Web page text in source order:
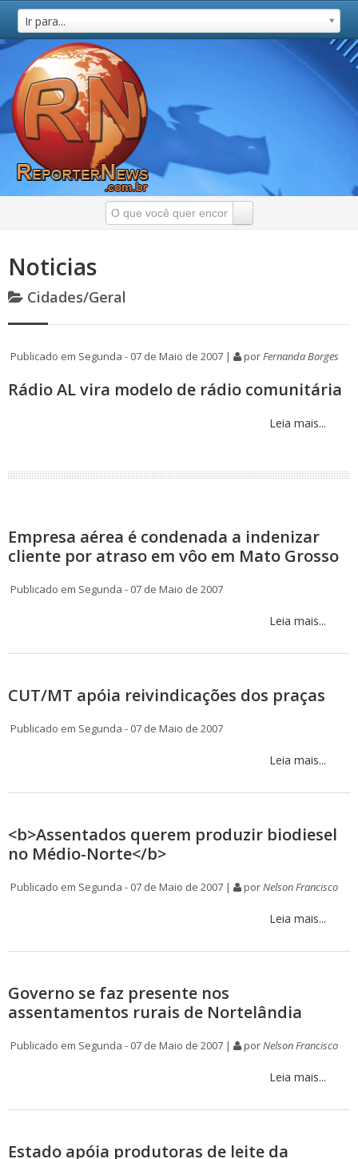
Ir para...
Noticias
Cidades/Geral
Publicado em Segunda - 07 de Maio de 2007 | porFernanda Borges
Rádio AL vira modelo de rádio comunitária
Leia mais...
Empresa aérea é condenada a indenizar
cliente por atraso em vôo em Mato Grosso
Publicado em Segunda - 07 de Maio de 2007
Leia mais...
CUT/MT apóia reivindicações dos praças
Publicado em Segunda - 07 de Maio de 2007
Leia mais...
<b>Assentados querem produzir biodiesel
no Médio-Norte</b>
Publicado em Segunda - 07 de Maio de 2007 | porNelson Francisco
Leia mais...
Governo se faz presente nos
assentamentos rurais de Nortelândia
Publicado em Segunda - 07 de Maio de 2007 | porNelson Francisco
Leia mais...
Estado apóia produtoras de leite da